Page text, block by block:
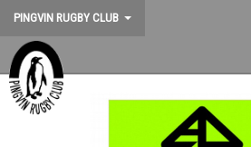
PINGVIN RUGBY CLUB
HEM